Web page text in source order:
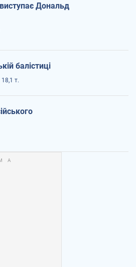
виступає Дональд
балістиці
18,1 т.